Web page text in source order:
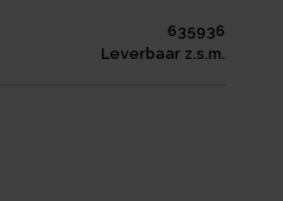
635936
Leverbaar z.s.m.